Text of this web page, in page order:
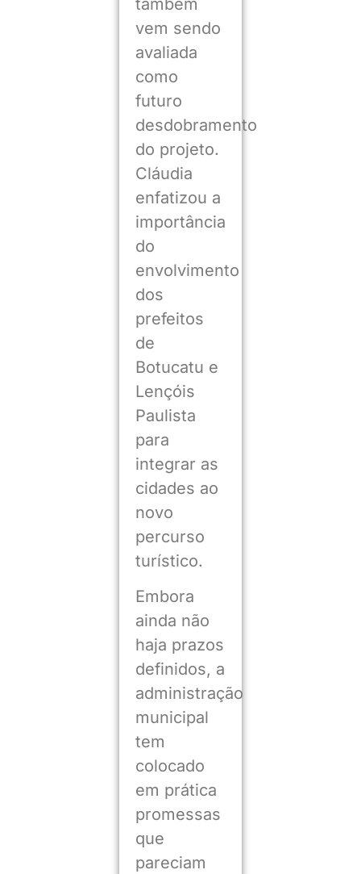
também
vem sendo
avaliada
como
futuro
desdobramento
do projeto.
Cláudia
enfatizou a
importância
do
envolvimento
dos
prefeitos
de
Botucatu e
Lençóis
Paulista
para
integrar as
cidades ao
novo
percurso
turístico.
Embora
ainda não
haja prazos
definidos, a
administração
municipal
tem
colocado
em prática
promessas
que
pareciam